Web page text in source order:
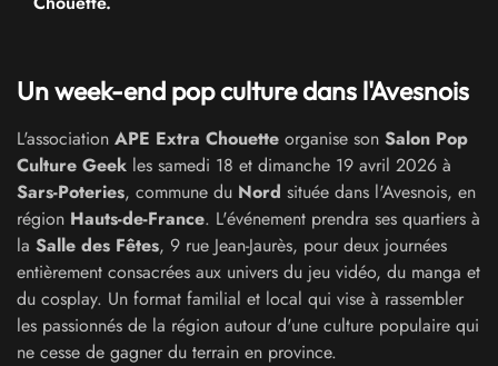
Un week-end pop culture dans l'Avesnois
L'association APE Extra Chouette organise son Salon Pop
Culture Geek les samedi 18 et dimanche 19 avril 2026 à
Sars-Poteries, commune du Nord située dans l'Avesnois, en
région Hauts-de-France. L'événement prendra ses quartiers à
la Salle des Fêtes, 9 rue Jean-Jaurès, pour deux journées
entièrement consacrées aux univers du jeu vidéo, du manga et
du cosplay. Un format familial et local qui vise à rassembler
les passionnés de la région autour d'une culture populaire qui
ne cesse de gagner du terrain en province.